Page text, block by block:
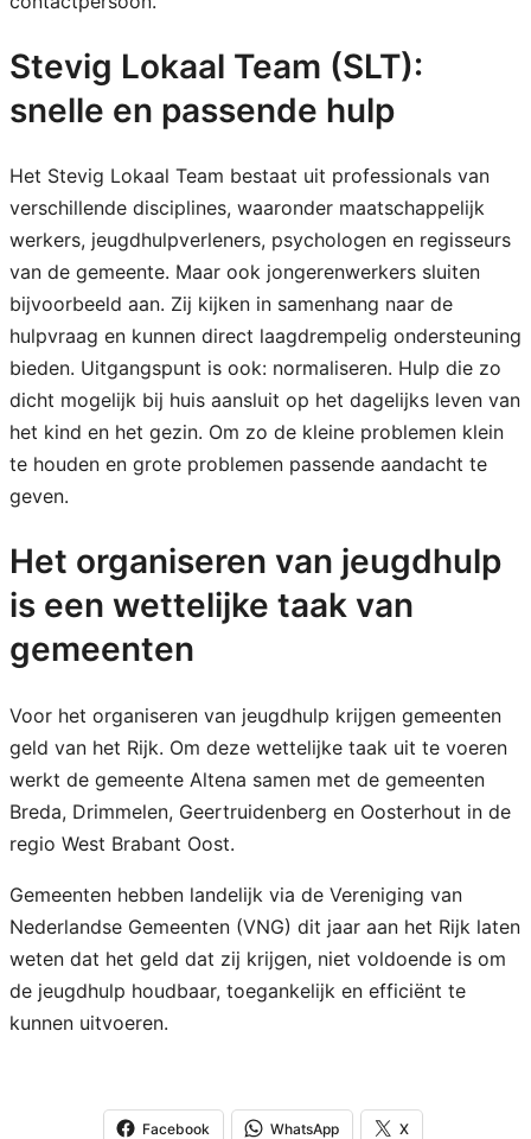
Stevig Lokaal Team (SLT):
snelle en passende hulp
Het Stevig Lokaal Team bestaat uit professionals van
verschillende disciplines, waaronder maatschappelijk
werkers, jeugdhulpverleners, psychologen en regisseurs
van de gemeente. Maar ook jongerenwerkers sluiten
bijvoorbeeld aan. Zij kijken in samenhang naar de
hulpvraag en kunnen direct laagdrempelig ondersteuning
bieden. Uitgangspunt is ook: normaliseren. Hulp die zo
dicht mogelijk bij huis aansluit op het dagelijks leven van
het kind en het gezin. Om zo de kleine problemen klein
te houden en grote problemen passende aandacht te
geven.
Het organiseren van jeugdhulp
is een wettelijke taak van
gemeenten
Voor het organiseren van jeugdhulp krijgen gemeenten
geld van het Rijk. Om deze wettelijke taak uit te voeren
werkt de gemeente Altena samen met de gemeenten
Breda, Drimmelen, Geertruidenberg en Oosterhout in de
regio West Brabant Oost.
Gemeenten hebben landelijk via de Vereniging van
Nederlandse Gemeenten (VNG) dit jaar aan het Rijk laten
weten dat het geld dat zij krijgen, niet voldoende is om
de jeugdhulp houdbaar, toegankelijk en efficiënt te
kunnen uitvoeren.
Facebook WhatsApp X